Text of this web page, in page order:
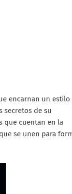
encarnan un estilo
secretos de su
que cuentan en la
se unen para